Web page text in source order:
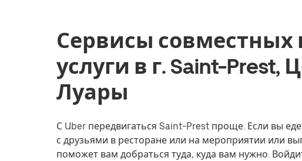
Сервисы совместных
услуги в г. Saint-
Луары
С Uber передвигаться Saint-Prest проще. Если вы
с друзьями в ресторане или на мероприятии или
поможет вам добраться туда, куда вам нужно.